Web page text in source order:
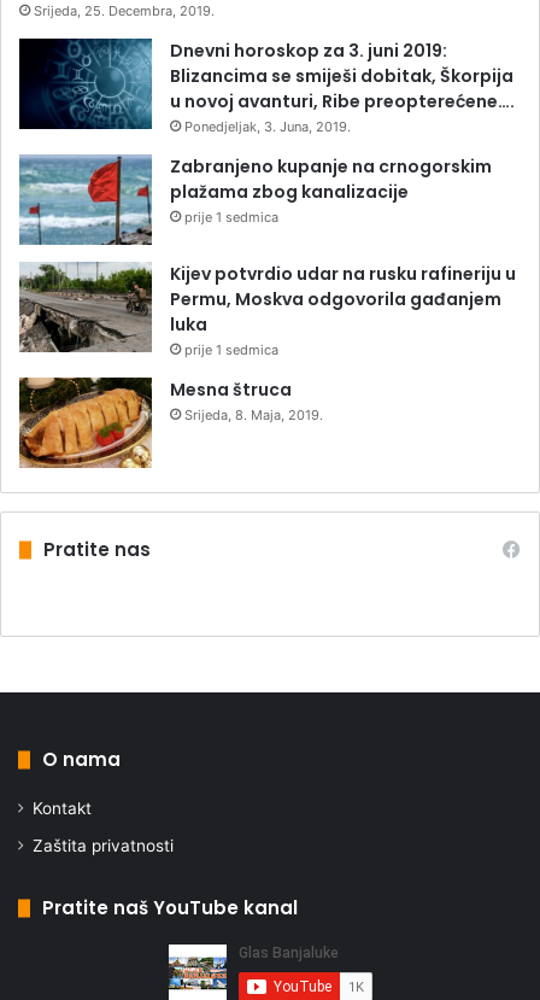
Srijeda, 25. Decembra, 2019.
Dnevni horoskop za 3. juni 2019:
Blizancima se smiješi dobitak, Škorpija
u novoj avanturi, Ribe preopterećene….
Ponedjeljak, 3. Juna, 2019.
Zabranjeno kupanje na crnogorskim
plažama zbog kanalizacije
prije 1 sedmica
Kijev potvrdio udar na rusku rafineriju u
Permu, Moskva odgovorila gađanjem
luka
prije 1 sedmica
Mesna štruca
Srijeda, 8. Maja, 2019.
Pratite nas
O nama
Kontakt
Zaštita privatnosti
Pratite naš YouTube kanal